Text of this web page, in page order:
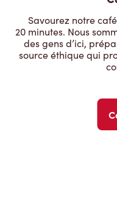
Savourez notre
20 minutes. Nous
des gens d’ici,
source éthique qui